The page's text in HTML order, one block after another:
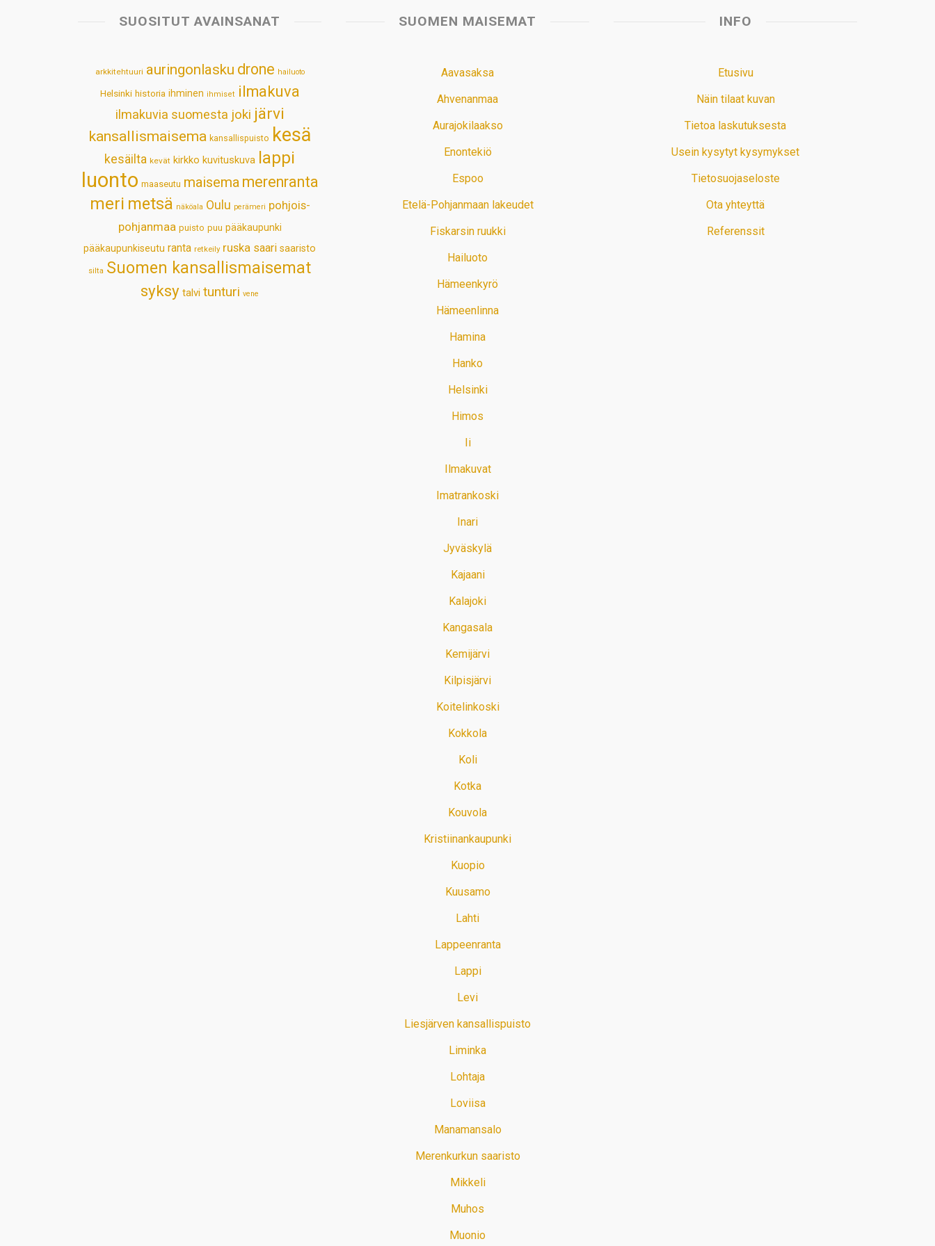
SUOSITUT AVAINSANAT
arkkitehtuuri auringonlasku drone hailuoto
Helsinki historia ihminen ihmiset ilmakuva
ilmakuvia suomesta joki järvi
kansallismaisema kansallispuisto kesä
kesäilta kevät kirkko kuvituskuva lappi
luonto maaseutu maisema merenranta
meri metsä näköala Oulu perämeri pohjois-
pohjanmaa puisto puu pääkaupunki
pääkaupunkiseutu ranta retkeily ruska saari saaristo
silta Suomen kansallismaisemat
syksy talvi tunturi vene
SUOMEN MAISEMAT
Aavasaksa
Ahvenanmaa
Aurajokilaakso
Enontekiö
Espoo
Etelä-Pohjanmaan lakeudet
Fiskarsin ruukki
Hailuoto
Hämeenkyrö
Hämeenlinna
Hamina
Hanko
Helsinki
Himos
Ii
Ilmakuvat
Imatrankoski
Inari
Jyväskylä
Kajaani
Kalajoki
Kangasala
Kemijärvi
Kilpisjärvi
Koitelinkoski
Kokkola
Koli
Kotka
Kouvola
Kristiinankaupunki
Kuopio
Kuusamo
Lahti
Lappeenranta
Lappi
Levi
Liesjärven kansallispuisto
Liminka
Lohtaja
Loviisa
Manamansalo
Merenkurkun saaristo
Mikkeli
Muhos
Muonio
INFO
Etusivu
Näin tilaat kuvan
Tietoa laskutuksesta
Usein kysytyt kysymykset
Tietosuojaseloste
Ota yhteyttä
Referenssit